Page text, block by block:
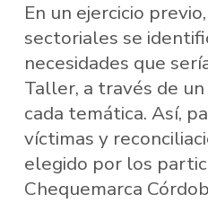
En un ejercicio
sectoriales se
necesidades que
Taller, a través de
cada temática. Así,
víctimas y
elegido por los
Chequemarca